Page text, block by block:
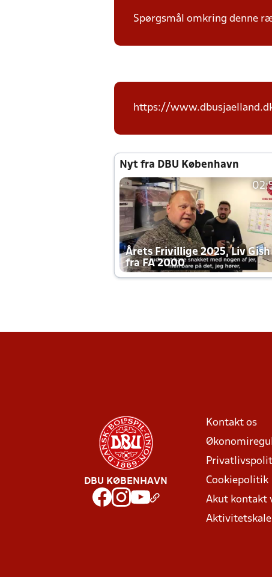
Spørgsmål omkring denne
https://
Nyt fra DBU København
Årets Frivillige 2025, Liv Gish
fra FA 2000
DBU KØBENHAVN
Kontakt os
Cookiepolitik
Akut kontakt